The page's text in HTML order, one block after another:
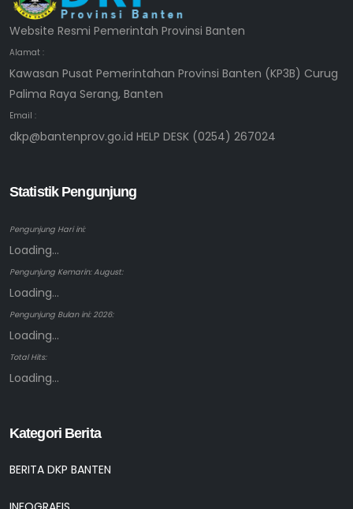
Website Resmi Pemerintah Provinsi Banten
Alamat :
Kawasan Pusat Pemerintahan Provinsi Banten (KP3B) Curug
Palima Raya Serang, Banten
Email :
dkp@bantenprov.go.id HELP DESK (0254) 267024
Statistik Pengunjung
Pengunjung Hari ini:
Loading...
Pengunjung Kemarin: August:
Loading...
Pengunjung Bulan ini: 2026:
Loading...
Total Hits:
Loading...
Kategori Berita
BERITA DKP BANTEN